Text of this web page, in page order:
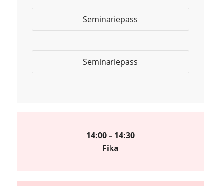
Seminariepass
Seminariepass
14:00 – 14:30
Fika